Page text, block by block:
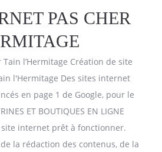
PAS CHER
l’Hermitage Création de site
l'Hermitage Des sites internet
en page 1 de Google, pour le
ET BOUTIQUES EN LIGNE
internet prêt à fonctionner.
la rédaction des contenus, de la